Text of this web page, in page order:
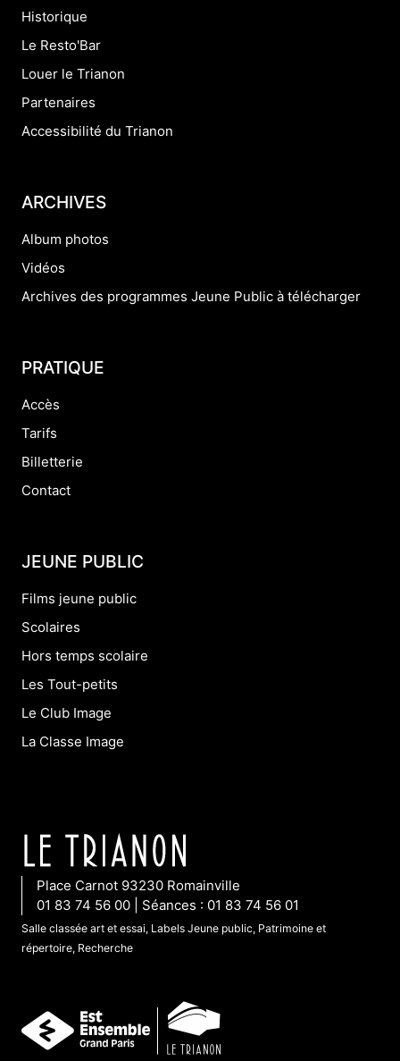
Historique
Le Resto'Bar
Louer le Trianon
Partenaires
Accessibilité du Trianon
ARCHIVES
Album photos
Vidéos
Archives des programmes Jeune Public à télécharger
PRATIQUE
Accès
Tarifs
Billetterie
Contact
JEUNE PUBLIC
Films jeune public
Scolaires
Hors temps scolaire
Les Tout-petits
Le Club Image
La Classe Image
Place Carnot 93230 Romainville
01 83 74 56 00 | Séances : 01 83 74 56 01
Salle classée art et essai, Labels Jeune public, Patrimoine et
répertoire, Recherche